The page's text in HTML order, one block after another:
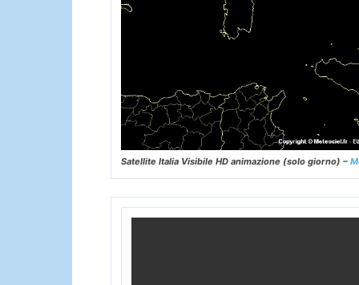
Satellite Italia Visibile HD animazione (solo giorno) –